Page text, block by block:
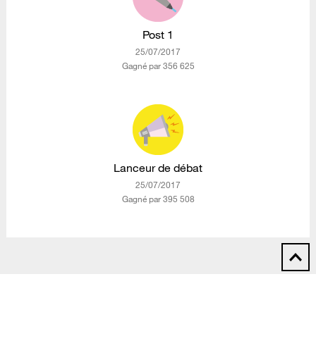
Post 1
‎25/07/2017
Gagné par 356 625
Lanceur de débat
‎25/07/2017
Gagné par 395 508